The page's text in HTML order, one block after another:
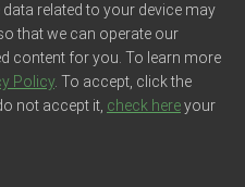
Cliente
related to your device may
that we can operate our
content for you. To learn more
Policy. To accept, click the
not accept it, check hereyour